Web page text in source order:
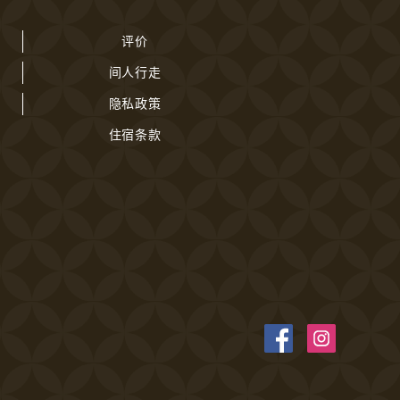
评价
间人行走
隐私政策
住宿条款